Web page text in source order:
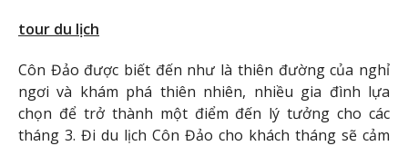
tour du lịch
Côn Đảo được biết đến như là thiên đường của nghỉ
ngơi và khám phá thiên nhiên, nhiều gia đình lựa
chọn để trở thành một điểm đến lý tưởng cho các
tháng 3. Đi du lịch Côn Đảo cho khách tháng sẽ cảm